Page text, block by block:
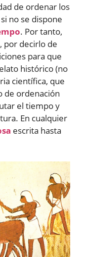
de ordenar los
no se dispone
. Por tanto,
por decirlo de
para que
histórico (no
científica, que
de ordenación
el tiempo y
En cualquier
escrita hasta